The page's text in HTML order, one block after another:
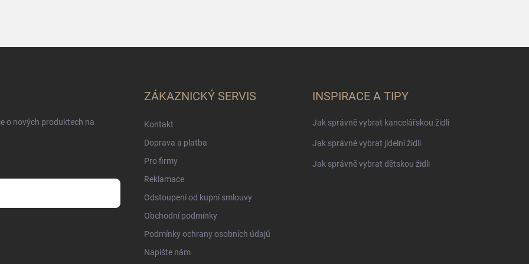
o nových produktech na
ZÁKAZNICKÝ SERVIS
Kontakt
Doprava a platba
Pro firmy
Reklamace
Odstoupení od kupní smlouvy
Obchodní podmínky
Podmínky ochrany osobních údajů
Napište nám
INSPIRACE A TIPY
Jak správně vybrat kancelářskou židli
Jak správně vybrat jídelní židli
Jak správně vybrat dětskou židli